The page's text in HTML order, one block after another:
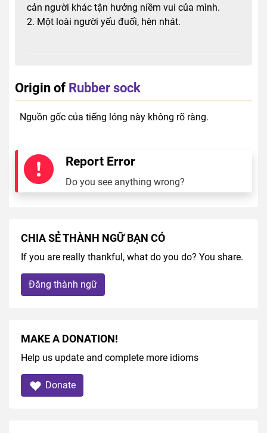
cản người khác tận hưởng niềm vui của mình.
2. Một loài người yếu đuối, hèn nhát.
Origin of Rubber sock
Nguồn gốc của tiếng lóng này không rõ ràng.
Report Error
Do you see anything wrong?
CHIA SẺ THÀNH NGỮ BẠN CÓ
If you are really thankful, what do you do? You share.
Đăng thành ngữ
MAKE A DONATION!
Help us update and complete more idioms
Donate